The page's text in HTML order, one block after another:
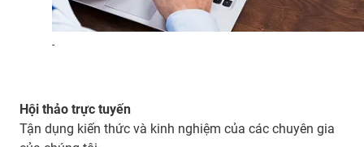
-
Hội thảo trực tuyến
Tận dụng kiến thức và kinh nghiệm của các chuyên gia